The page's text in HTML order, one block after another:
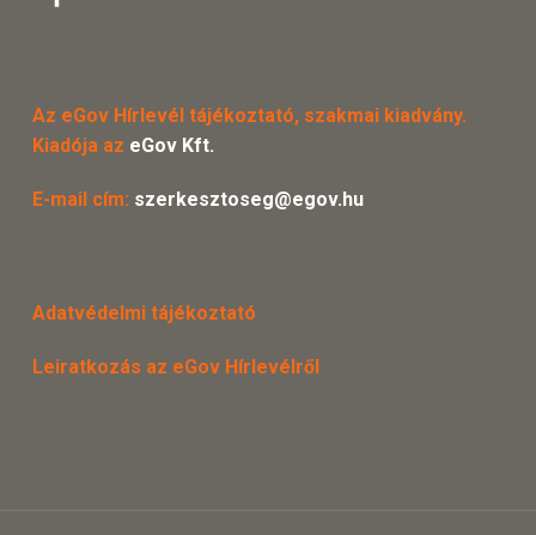
Az eGov Hírlevél tájékoztató, szakmai kiadvány.
Kiadója az eGov Kft.
E-mail cím: szerkesztoseg@egov.hu
Adatvédelmi tájékoztató
Leiratkozás az eGov Hírlevélről